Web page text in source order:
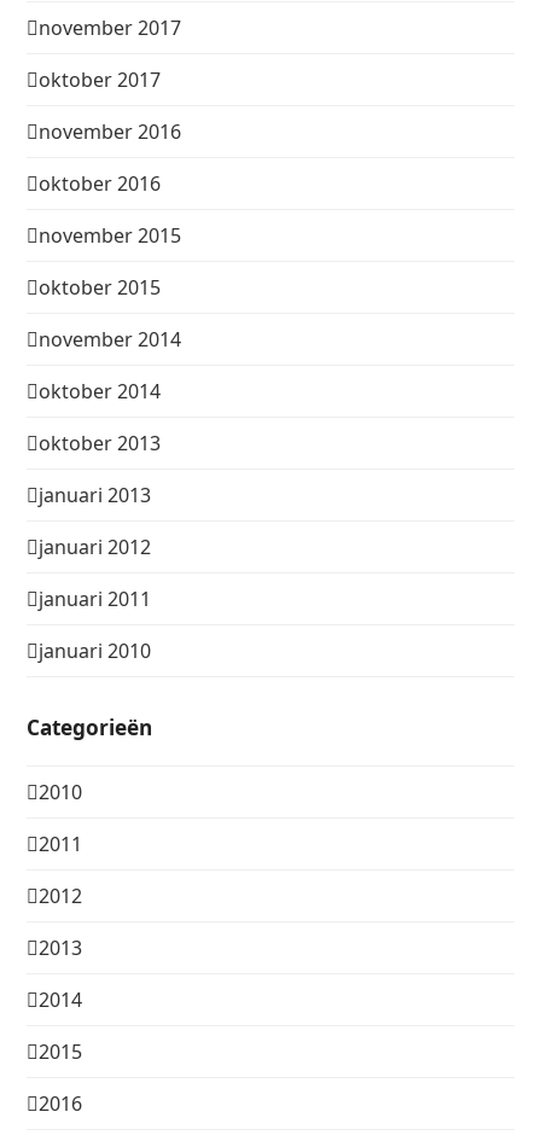
november 2017
oktober 2017
november 2016
oktober 2016
november 2015
oktober 2015
november 2014
oktober 2014
oktober 2013
januari 2013
januari 2012
januari 2011
januari 2010
Categorieën
2010
2011
2012
2013
2014
2015
2016